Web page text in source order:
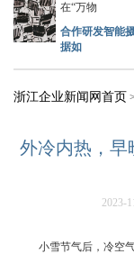
在“万物
合作研发智能
据如
浙江企业新闻网首页 >
外冷内热，早
2023-
小雪节气后，冷空